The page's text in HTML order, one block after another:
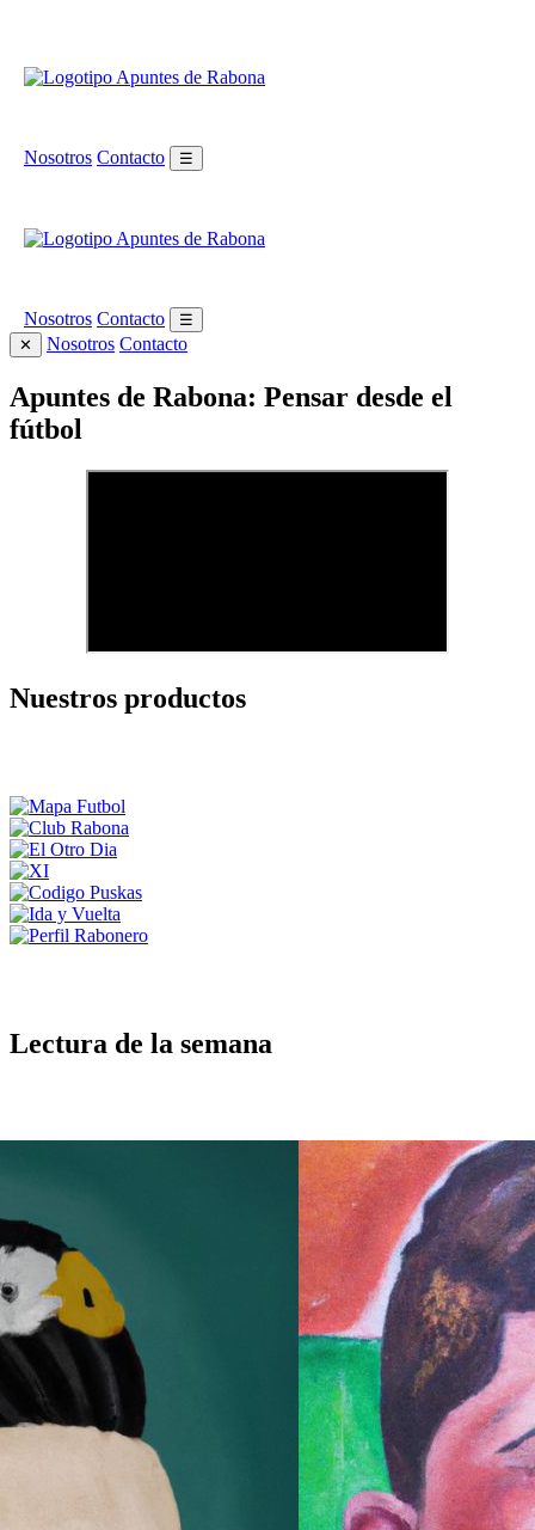
Nosotros Contacto ☰
Nosotros Contacto
☰
✕
Nosotros Contacto
Apuntes de Rabona: Pensar desde el
fútbol
Nuestros productos
Lectura de la semana